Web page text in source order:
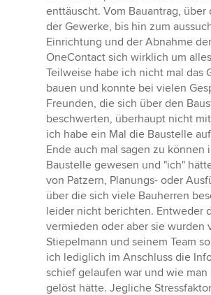
enttäuscht. Vom Bauantrag,
der Gewerke, bis hin zum
Einrichtung und der Abnahme
OneContact sich wirklich um
Teilweise habe ich nicht mal das
bauen und konnte bei vielen
Freunden, die sich über den
beschwerten, überhaupt nicht
ich habe ein Mal die Baustelle
Ende auch mal sagen zu können
Baustelle gewesen und "ich"
von Patzern, Planungs- oder
über die sich viele Bauherren
leider nicht berichten. Entweder
vermieden oder aber sie wurden
Stiepelmann und seinem Team
ich lediglich im Anschluss die
schief gelaufen war und wie man
gelöst hätte. Jegliche